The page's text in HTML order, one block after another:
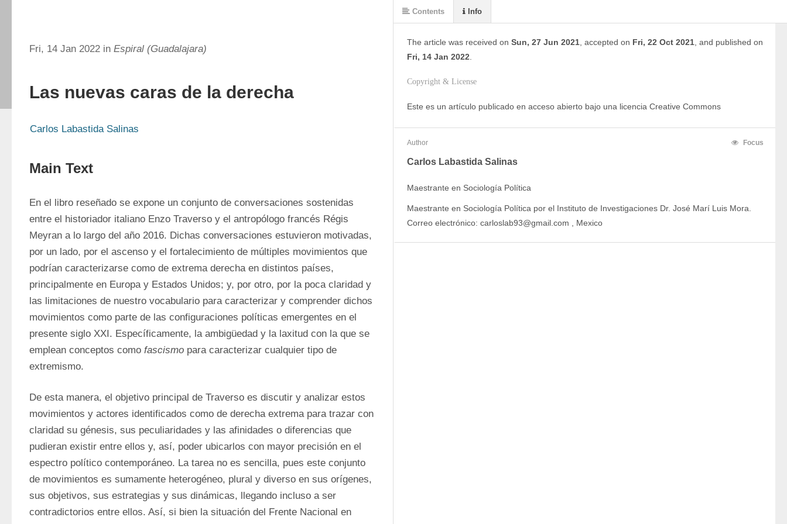
Fri, 14 Jan 2022 in Espiral (Guadalajara)
Las nuevas caras de la derecha
Carlos Labastida Salinas
Main Text
En el libro reseñado se expone un conjunto de conversaciones sostenidas
entre el historiador italiano Enzo Traverso y el antropólogo francés Régis
Meyran a lo largo del año 2016. Dichas conversaciones estuvieron motivadas,
por un lado, por el ascenso y el fortalecimiento de múltiples movimientos que
podrían caracterizarse como de extrema derecha en distintos países,
principalmente en Europa y Estados Unidos; y, por otro, por la poca claridad y
las limitaciones de nuestro vocabulario para caracterizar y comprender dichos
movimientos como parte de las configuraciones políticas emergentes en el
presente siglo XXI. Específicamente, la ambigüedad y la laxitud con la que se
emplean conceptos como fascismo para caracterizar cualquier tipo de
extremismo.
De esta manera, el objetivo principal de Traverso es discutir y analizar estos
movimientos y actores identificados como de derecha extrema para trazar con
claridad su génesis, sus peculiaridades y las afinidades o diferencias que
pudieran existir entre ellos y, así, poder ubicarlos con mayor precisión en el
espectro político contemporáneo. La tarea no es sencilla, pues este conjunto
de movimientos es sumamente heterogéneo, plural y diverso en sus orígenes,
sus objetivos, sus estrategias y sus dinámicas, llegando incluso a ser
contradictorios entre ellos. Así, si bien la situación del Frente Nacional en
The article was received on Sun, 27 Jun 2021 accepted on Fri, 22 Oct 2021 and published on
Fri, 14 Jan 2022
Copyright & License
Este es un artículo publicado en acceso abierto bajo una licencia Creative Commons
Author Focus
Carlos Labastida Salinas
Maestrante en Sociología Política
Maestrante en Sociología Política por el Instituto de Investigaciones Dr. José Marí Luis Mora.
Correo electrónico: carloslab93@gmail.com , Mexico
Contents Info